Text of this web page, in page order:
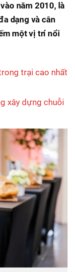
năm 2010, là
dạng và cân
một vị trí nổi
trại cao nhất
xây dựng chuỗi